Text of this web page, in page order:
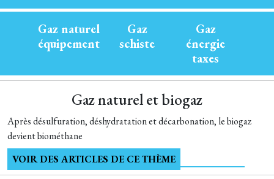
Gaz naturel
équipement
Gaz
schiste
Gaz
énergie
taxes
Gaz naturel et biogaz
Après désulfuration, déshydratation et décarbonation, le biogaz
devient biométhane
VOIR DES ARTICLES DE CE THÈME